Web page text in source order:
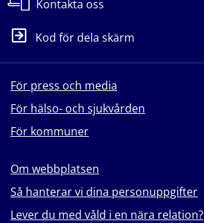
Kontakta oss
Kod för dela skärm
För press och media
För hälso- och sjukvården
För kommuner
Om webbplatsen
Så hanterar vi dina personuppgifter
Lever du med våld i en nära relation?